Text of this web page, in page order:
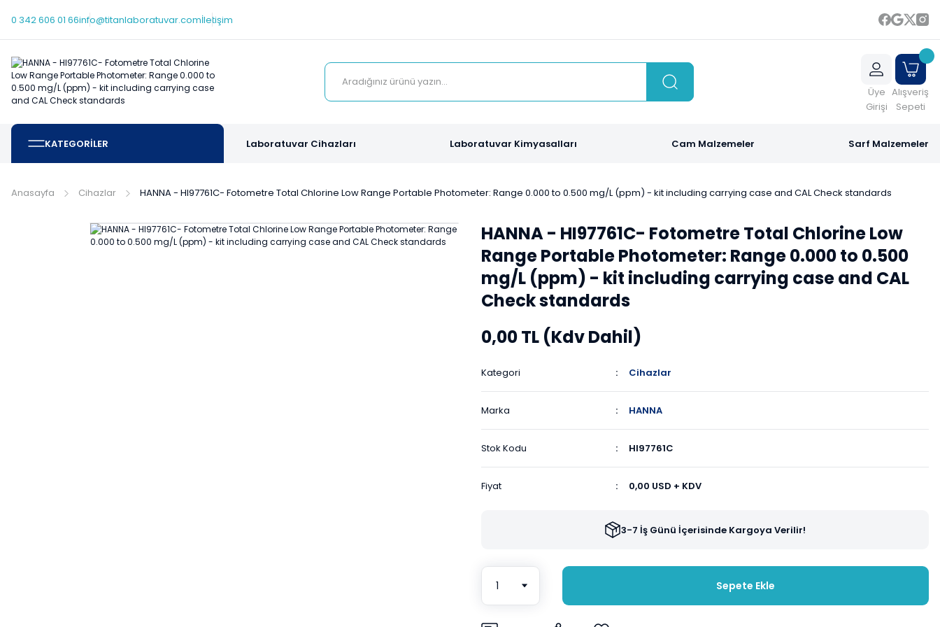
0 342 606 01 66info@titanlaboratuvar.comİletişim
Üye
Girişi
Alışveriş
Sepeti
KATEGORİLER Laboratuvar Cihazları Laboratuvar Kimyasalları Cam Malzemeler Sarf Malzemeler
Anasayfa Cihazlar HANNA - HI97761C- Fotometre Total Chlorine Low Range Portable Photometer: Range 0.000 to 0.500 mg/L (ppm) - kit including carrying case and CAL Check standards
HANNA - HI97761C- Fotometre Total Chlorine Low
Range Portable Photometer: Range 0.000 to 0.500
mg/L (ppm) - kit including carrying case and CAL
Check standards
0,00 TL (Kdv Dahil)
Kategori Cihazlar
Marka HANNA
Stok Kodu HI97761C
Fiyat 0,00 USD + KDV
3-7 İş Günü İçerisinde Kargoya Verilir!
Sepete Ekle